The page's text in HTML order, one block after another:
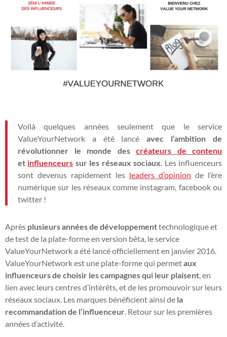
Voilà quelques années seulement que le service
ValueYourNetwork a été lancéavec l’ambition de
révolutionner le monde des créateurs de contenu
et influenceurs sur les réseaux sociaux. Les influenceurs
sont devenus rapidement les leaders d’opinion de l’ère
numérique sur les réseaux comme instagram, facebook ou
twitter !
Après plusieurs années de développementtechnologique et
de test de la plate-forme en version bêta, le service
ValueYourNetwork a été lancé officiellement en janvier 2016.
ValueYourNetwork est une plate-forme qui permetaux
influenceurs de choisir les campagnes qui leur plaisent, en
lien avec leurs centres d’intérêts, et de les promouvoir sur leurs
réseaux sociaux. Les marques bénéficient ainsi de la
recommandation de l’influenceur. Retour sur les premières
années d’activité.